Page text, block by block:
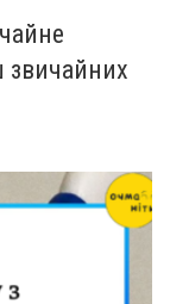
звичайних